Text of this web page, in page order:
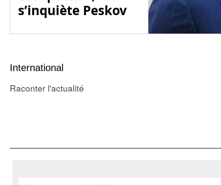
s’inquiète Peskov
International
Raconter l'actualité